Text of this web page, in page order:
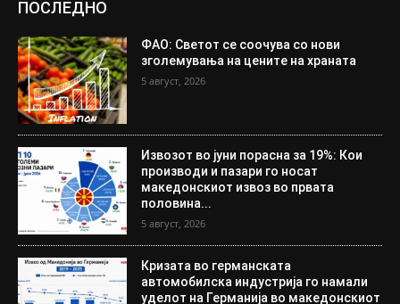
ПОСЛЕДНО
ФАО: Светот се соочува со нови
зголемувања на цените на храната
5 август, 2026
Извозот во јуни порасна за 19%: Кои
производи и пазари го носат
македонскиот извоз во првата
половина...
5 август, 2026
Кризата во германската
автомобилска индустрија го намали
уделот на Германија во македонскиот